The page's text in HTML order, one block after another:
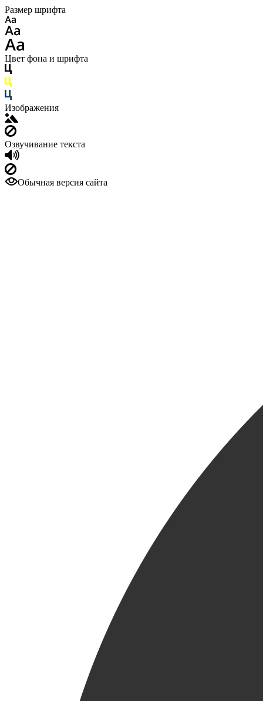
Размер шрифта
Цвет фона и шрифта
Изображения
Озвучивание текста
Обычная версия сайта